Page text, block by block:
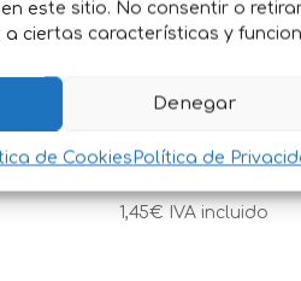
este sitio. No consentir o
ciertas características y
Denegar
de Cookies Política de
SEMILLAS ACELGA
PENCA
1,45€ IVA incluido